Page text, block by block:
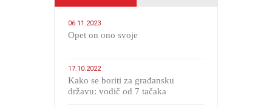
06.11.2023
​Opet on ono svoje
17.10.2022
Kako se boriti za građansku
državu: vodič od 7 tačaka